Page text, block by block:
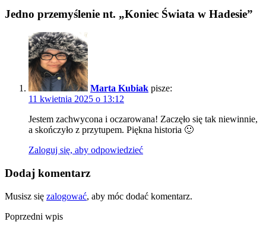
Jedno przemyślenie nt. „Koniec Świata w Hadesie”
Marta Kubiak pisze:
11 kwietnia 2025 o 13:12
Jestem zachwycona i oczarowana! Zaczęło się tak niewinnie,
a skończyło z przytupem. Piękna historia 🙂
Zaloguj się, aby odpowiedzieć
Dodaj komentarz
Musisz się zalogować, aby móc dodać komentarz.
Poprzedni wpis